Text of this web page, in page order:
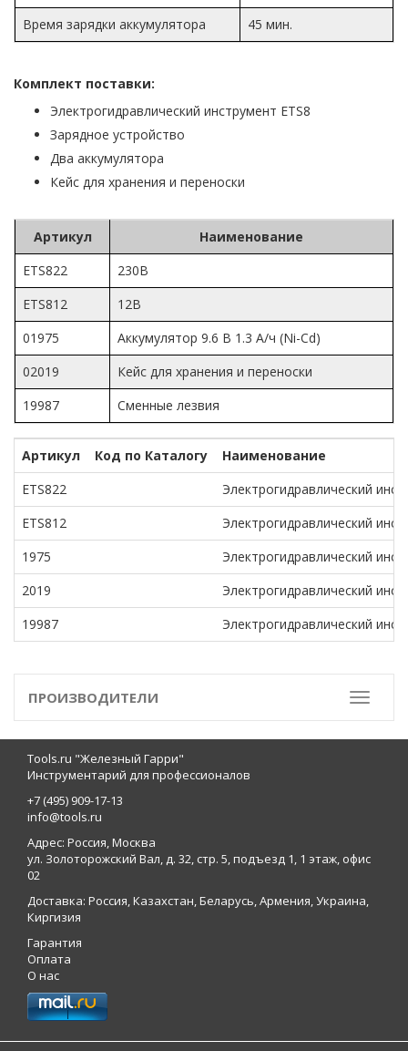
Время зарядки аккумулятора
45 мин.
Комплект поставки:
Электрогидравлический инструмент ETS8
Зарядное устройство
Два аккумулятора
Кейс для хранения и переноски
Артикул
Наименование
ETS822
230В
ETS812
12В
01975
Аккумулятор 9.6 В 1.3 А/ч (Ni-Cd)
02019
Кейс для хранения и переноски
19987
Сменные лезвия
Артикул Код по Каталогу
Наименование
ETS822
Электрогидравлический
ETS812
Электрогидравлический
1975
Электрогидравлический
2019
Электрогидравлический
19987
Электрогидравлический
Toggle
ПРОИЗВОДИТЕЛИ
Tools.ru "Железный Гарри"
Инструментарий для профессионалов
+7 (495) 909-17-13
info@tools.ru
Адрес: Россия, Москва
ул. Золоторожский Вал, д. 32, стр. 5, подъезд 1, 1 этаж, офис
02
Доставка: Россия, Казахстан, Беларусь, Армения, Украина,
Киргизия
Гарантия
Оплата
О нас